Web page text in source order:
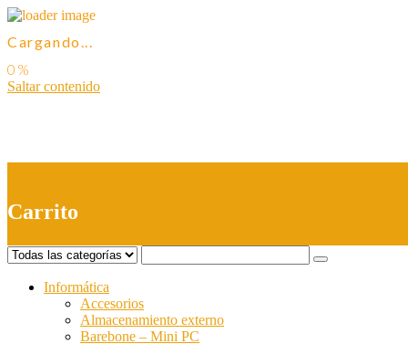
Cargando...
Saltar contenido
Carrito
Informática
Accesorios
Almacenamiento externo
Barebone – Mini PC